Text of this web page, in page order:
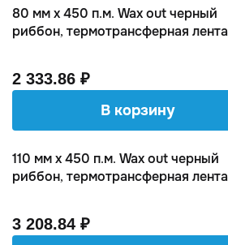
80 мм х 450 п.м. Wax out черный
риббон, термотрансферная лента
2 333.86 ₽
В корзину
110 мм х 450 п.м. Wax out черный
риббон, термотрансферная лента
3 208.84 ₽